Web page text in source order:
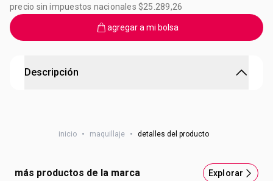
precio sin impuestos nacionales $25.289,26
agregar a mi bolsa
Descripción
Rubor, Iluminador y Efecto Bronceado.
inicio • maquillaje • detalles del producto
más productos de la marca Explorar